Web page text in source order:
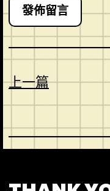
上一篇